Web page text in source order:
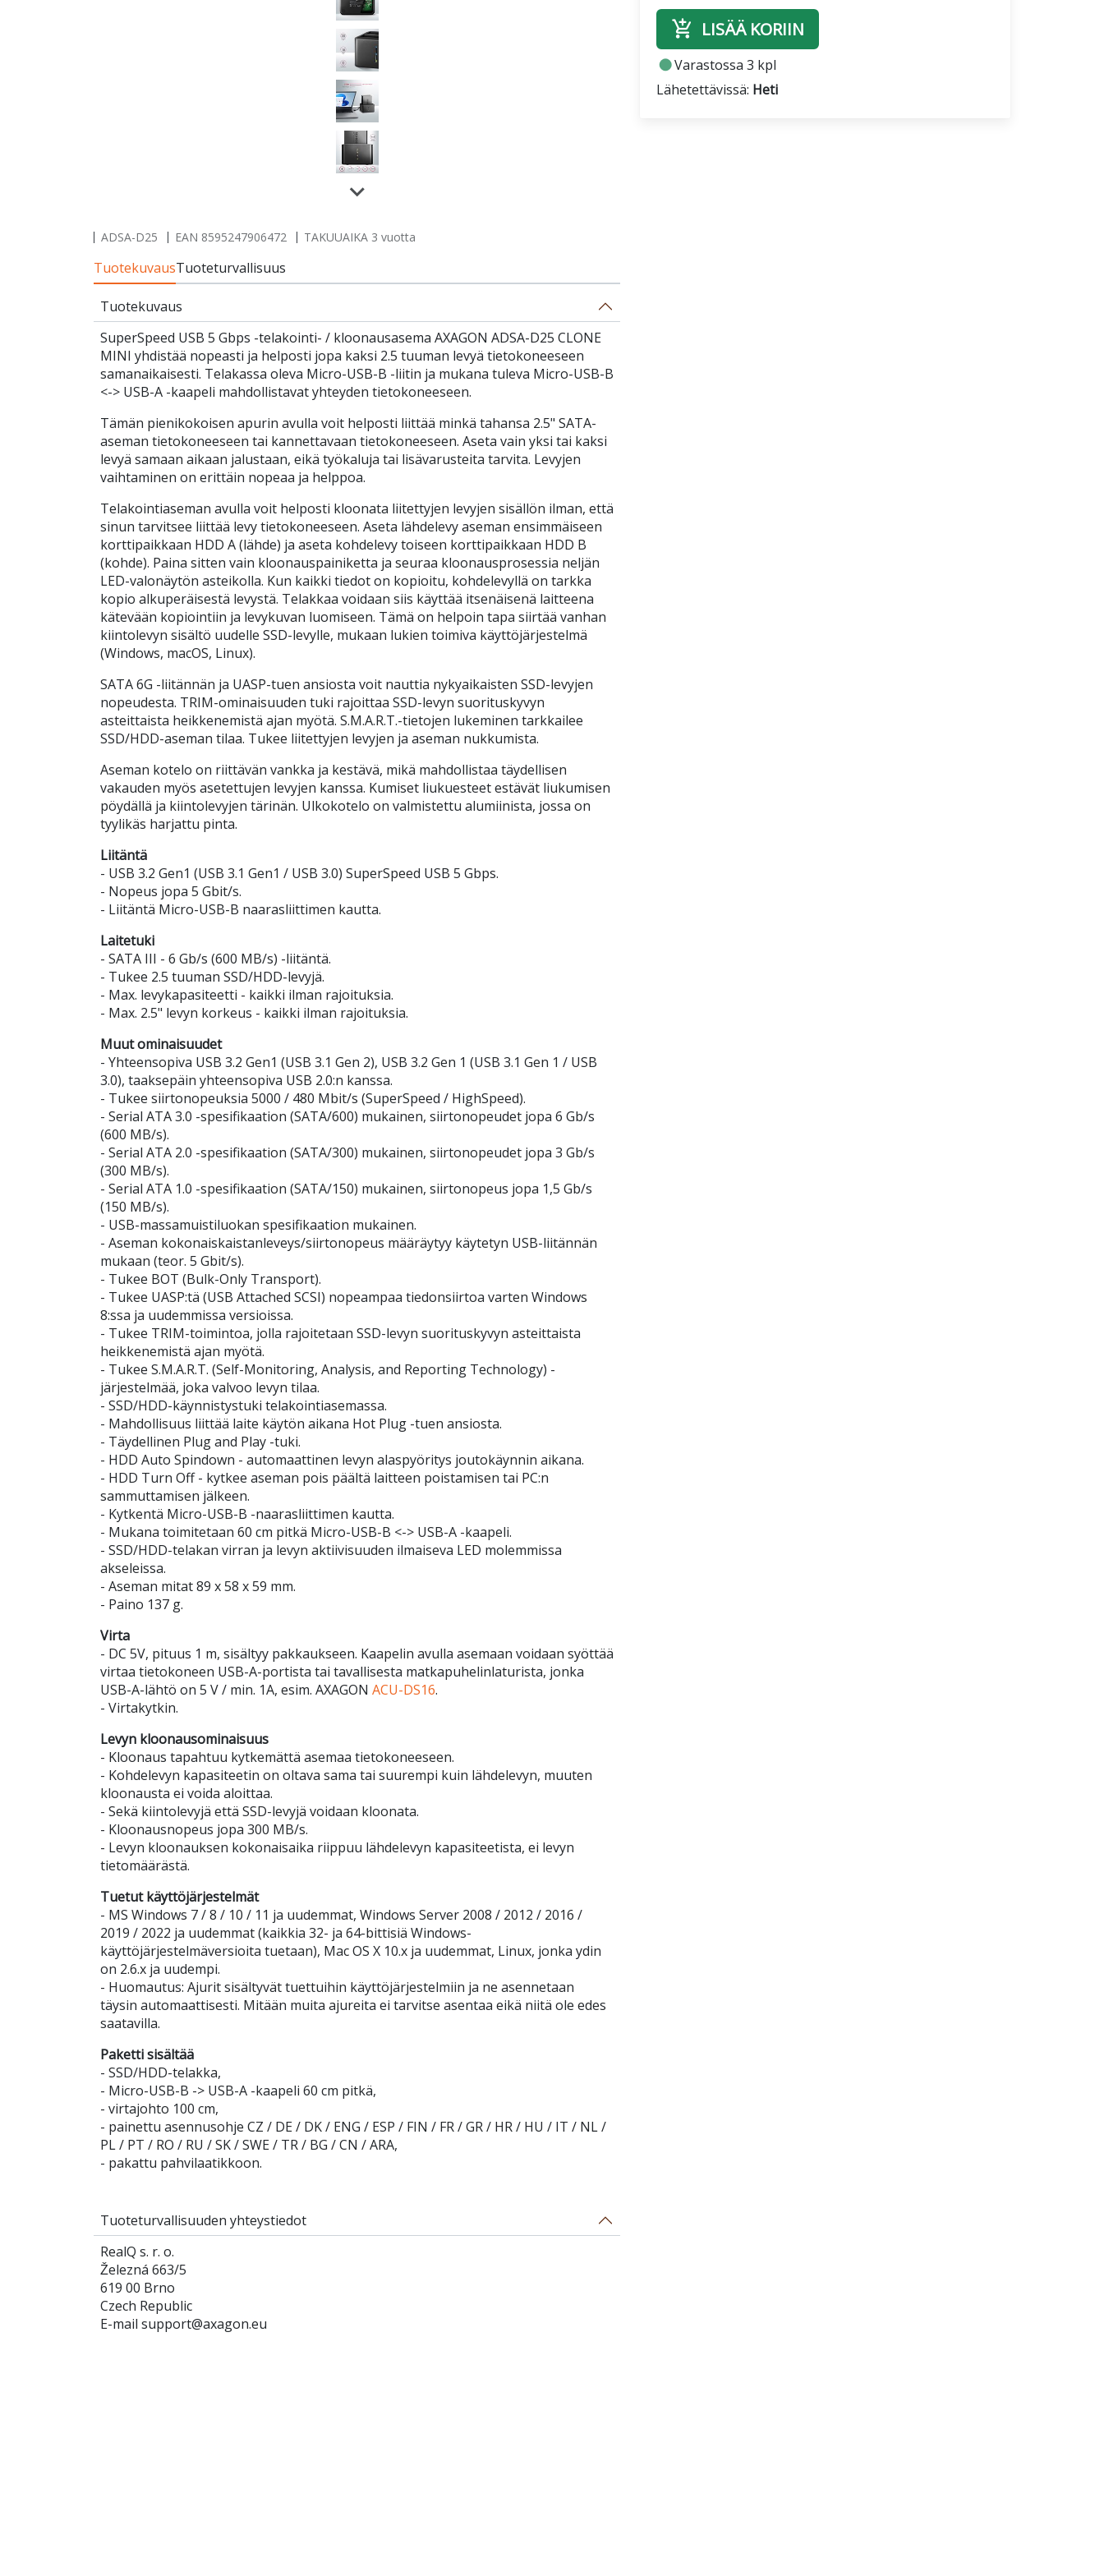
add_shopping_cart LISÄÄ KORIIN
fiber_manual_recordVarastossa 3 kpl
Lähetettävissä: Heti
ADSA-D25 EAN 8595247906472 TAKUUAIKA 3 vuotta
TuotekuvausTuoteturvallisuus
Tuotekuvaus
SuperSpeed USB 5 Gbps -telakointi- / kloonausasema AXAGON ADSA-D25 CLONE
MINI yhdistää nopeasti ja helposti jopa kaksi 2.5 tuuman levyä tietokoneeseen
samanaikaisesti. Telakassa oleva Micro-USB-B -liitin ja mukana tuleva Micro-USB-B
<-> USB-A -kaapeli mahdollistavat yhteyden tietokoneeseen.
Tämän pienikokoisen apurin avulla voit helposti liittää minkä tahansa 2.5" SATA-
aseman tietokoneeseen tai kannettavaan tietokoneeseen. Aseta vain yksi tai kaksi
levyä samaan aikaan jalustaan, eikä työkaluja tai lisävarusteita tarvita. Levyjen
vaihtaminen on erittäin nopeaa ja helppoa.
Telakointiaseman avulla voit helposti kloonata liitettyjen levyjen sisällön ilman, että
sinun tarvitsee liittää levy tietokoneeseen. Aseta lähdelevy aseman ensimmäiseen
korttipaikkaan HDD A (lähde) ja aseta kohdelevy toiseen korttipaikkaan HDD B
(kohde). Paina sitten vain kloonauspainiketta ja seuraa kloonausprosessia neljän
LED-valonäytön asteikolla. Kun kaikki tiedot on kopioitu, kohdelevyllä on tarkka
kopio alkuperäisestä levystä. Telakkaa voidaan siis käyttää itsenäisenä laitteena
kätevään kopiointiin ja levykuvan luomiseen. Tämä on helpoin tapa siirtää vanhan
kiintolevyn sisältö uudelle SSD-levylle, mukaan lukien toimiva käyttöjärjestelmä
(Windows, macOS, Linux).
SATA 6G -liitännän ja UASP-tuen ansiosta voit nauttia nykyaikaisten SSD-levyjen
nopeudesta. TRIM-ominaisuuden tuki rajoittaa SSD-levyn suorituskyvyn
asteittaista heikkenemistä ajan myötä. S.M.A.R.T.-tietojen lukeminen tarkkailee
SSD/HDD-aseman tilaa. Tukee liitettyjen levyjen ja aseman nukkumista.
Aseman kotelo on riittävän vankka ja kestävä, mikä mahdollistaa täydellisen
vakauden myös asetettujen levyjen kanssa. Kumiset liukuesteet estävät liukumisen
pöydällä ja kiintolevyjen tärinän. Ulkokotelo on valmistettu alumiinista, jossa on
tyylikäs harjattu pinta.
Liitäntä
- USB 3.2 Gen1 (USB 3.1 Gen1 / USB 3.0) SuperSpeed USB 5 Gbps.
- Nopeus jopa 5 Gbit/s.
- Liitäntä Micro-USB-B naarasliittimen kautta.
Laitetuki
- SATA III - 6 Gb/s (600 MB/s) -liitäntä.
- Tukee 2.5 tuuman SSD/HDD-levyjä.
- Max. levykapasiteetti - kaikki ilman rajoituksia.
- Max. 2.5" levyn korkeus - kaikki ilman rajoituksia.
Muut ominaisuudet
- Yhteensopiva USB 3.2 Gen1 (USB 3.1 Gen 2), USB 3.2 Gen 1 (USB 3.1 Gen 1 / USB
3.0), taaksepäin yhteensopiva USB 2.0:n kanssa.
- Tukee siirtonopeuksia 5000 / 480 Mbit/s (SuperSpeed / HighSpeed).
- Serial ATA 3.0 -spesifikaation (SATA/600) mukainen, siirtonopeudet jopa 6 Gb/s
(600 MB/s).
- Serial ATA 2.0 -spesifikaation (SATA/300) mukainen, siirtonopeudet jopa 3 Gb/s
(300 MB/s).
- Serial ATA 1.0 -spesifikaation (SATA/150) mukainen, siirtonopeus jopa 1,5 Gb/s
(150 MB/s).
- USB-massamuistiluokan spesifikaation mukainen.
- Aseman kokonaiskaistanleveys/siirtonopeus määräytyy käytetyn USB-liitännän
mukaan (teor. 5 Gbit/s).
- Tukee BOT (Bulk-Only Transport).
- Tukee UASP:tä (USB Attached SCSI) nopeampaa tiedonsiirtoa varten Windows
8:ssa ja uudemmissa versioissa.
- Tukee TRIM-toimintoa, jolla rajoitetaan SSD-levyn suorituskyvyn asteittaista
heikkenemistä ajan myötä.
- Tukee S.M.A.R.T. (Self-Monitoring, Analysis, and Reporting Technology) -
järjestelmää, joka valvoo levyn tilaa.
- SSD/HDD-käynnistystuki telakointiasemassa.
- Mahdollisuus liittää laite käytön aikana Hot Plug -tuen ansiosta.
- Täydellinen Plug and Play -tuki.
- HDD Auto Spindown - automaattinen levyn alaspyöritys joutokäynnin aikana.
- HDD Turn Off - kytkee aseman pois päältä laitteen poistamisen tai PC:n
sammuttamisen jälkeen.
- Kytkentä Micro-USB-B -naarasliittimen kautta.
- Mukana toimitetaan 60 cm pitkä Micro-USB-B <-> USB-A -kaapeli.
- SSD/HDD-telakan virran ja levyn aktiivisuuden ilmaiseva LED molemmissa
akseleissa.
- Aseman mitat 89 x 58 x 59 mm.
- Paino 137 g.
Virta
- DC 5V, pituus 1 m, sisältyy pakkaukseen. Kaapelin avulla asemaan voidaan syöttää
virtaa tietokoneen USB-A-portista tai tavallisesta matkapuhelinlaturista, jonka
USB-A-lähtö on 5 V / min. 1A, esim. AXAGON ACU-DS16.
- Virtakytkin.
Levyn kloonausominaisuus
- Kloonaus tapahtuu kytkemättä asemaa tietokoneeseen.
- Kohdelevyn kapasiteetin on oltava sama tai suurempi kuin lähdelevyn, muuten
kloonausta ei voida aloittaa.
- Sekä kiintolevyjä että SSD-levyjä voidaan kloonata.
- Kloonausnopeus jopa 300 MB/s.
- Levyn kloonauksen kokonaisaika riippuu lähdelevyn kapasiteetista, ei levyn
tietomäärästä.
Tuetut käyttöjärjestelmät
- MS Windows 7 / 8 / 10 / 11 ja uudemmat, Windows Server 2008 / 2012 / 2016 /
2019 / 2022 ja uudemmat (kaikkia 32- ja 64-bittisiä Windows-
käyttöjärjestelmäversioita tuetaan), Mac OS X 10.x ja uudemmat, Linux, jonka ydin
on 2.6.x ja uudempi.
- Huomautus: Ajurit sisältyvät tuettuihin käyttöjärjestelmiin ja ne asennetaan
täysin automaattisesti. Mitään muita ajureita ei tarvitse asentaa eikä niitä ole edes
saatavilla.
Paketti sisältää
- SSD/HDD-telakka,
- Micro-USB-B -> USB-A -kaapeli 60 cm pitkä,
- virtajohto 100 cm,
- painettu asennusohje CZ / DE / DK / ENG / ESP / FIN / FR / GR / HR / HU / IT / NL /
PL / PT / RO / RU / SK / SWE / TR / BG / CN / ARA,
- pakattu pahvilaatikkoon.
Tuoteturvallisuuden yhteystiedot
RealQ s. r. o.
Železná 663/5
619 00 Brno
Czech Republic
E-mail support@axagon.eu